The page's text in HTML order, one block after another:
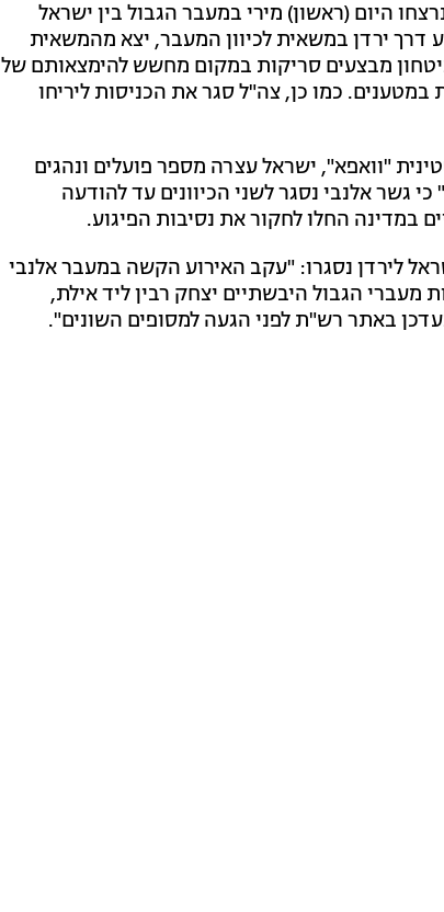
עובדי מסוף אלנבי כבני 50 נרצחו היום (ראשון) מירי במעבר הגבול בין ישראל
דרך ירדן במשאית לכיוון המעבר, יצא מהמשאית
מבצעים סריקות במקום מחשש להימצאותם של
כמו כן, צה"ל סגר את הכניסות ליריחו
"וואפא", ישראל עצרה מספר פועלים ונהגים
גשר אלנבי נסגר לשני הכיוונים עד להודעה
במדינה החלו לחקור את נסיבות הפיגוע.
לירדן נסגרו: "עקב האירוע הקשה במעבר אלנבי
מעברי הגבול היבשתיים יצחק רבין ליד אילת,
באתר רש"ת לפני הגעה למסופים השונים".